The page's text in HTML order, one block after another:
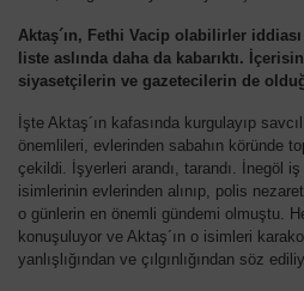
Aktaş´ın, Fethi Vacip olabilirler
liste aslında daha da kabarıktı.
siyasetçilerin ve gazetecilerin de
İşte Aktaş´ın kafasında kurgulayıp
önemlileri, evlerinden sabahın köründe
çekildi. İşyerleri arandı, tarandı. İnegöl iş
isimlerinin evlerinden alınıp, polis
o günlerin en önemli gündemi olmuştu.
konuşuluyor ve Aktaş´ın o isimleri
yanlışlığından ve çılgınlığından söz